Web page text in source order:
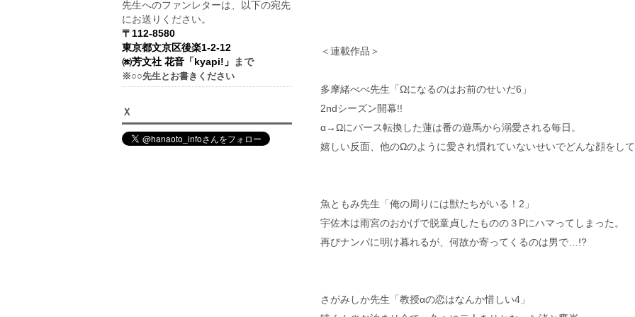
＜連載作品＞
多摩緒べべ先生「Ωになるのはお前のせいだ6」
2ndシーズン開幕!!
α→Ωにバース転換した蓮は番の遊馬から溺愛される毎日。
嬉しい反面、他のΩのように愛され慣れていないせいでどんな顔をし
魚ともみ先生「俺の周りには獣たちがいる！2」
宇佐木は雨宮のおかげで脱童貞したものの３Pにハマってしまった。
再びナンパに明け暮れるが、何故か寄ってくるのは男で…!?
さがみしか先生「教授αの恋はなんか惜しい4」
先生へのファンレターは、以下の宛先
にお送りください。
〒112-8580
東京都文京区後楽1-2-12
㈱芳文社 花音「kyapi!」
まで
※○○先生とお書きください
Ｘ